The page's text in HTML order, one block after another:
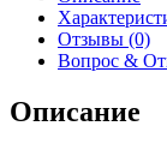
Отзывы (0)
Вопрос &
Описание